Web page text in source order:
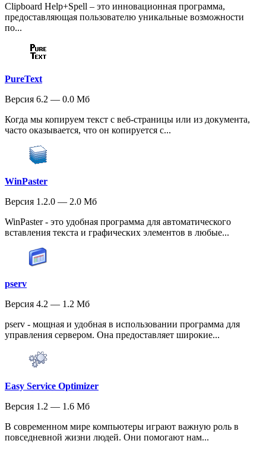
Clipboard Help+Spell – это инновационная программа,
предоставляющая пользователю уникальные возможности
по...
PureText
Версия 6.2 — 0.0 Мб
Когда мы копируем текст с веб-страницы или из документа,
часто оказывается, что он копируется с...
WinPaster
Версия 1.2.0 — 2.0 Мб
WinPaster - это удобная программа для автоматического
вставления текста и графических элементов в любые...
pserv
Версия 4.2 — 1.2 Мб
pserv - мощная и удобная в использовании программа для
управления сервером. Она предоставляет широкие...
Easy Service Optimizer
Версия 1.2 — 1.6 Мб
В современном мире компьютеры играют важную роль в
повседневной жизни людей. Они помогают нам...